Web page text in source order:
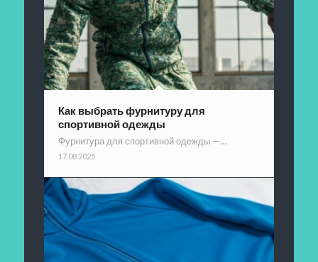
Как выбрать фурнитуру для
спортивной одежды
Фурнитура для спортивной одежды —…
17.08.2025